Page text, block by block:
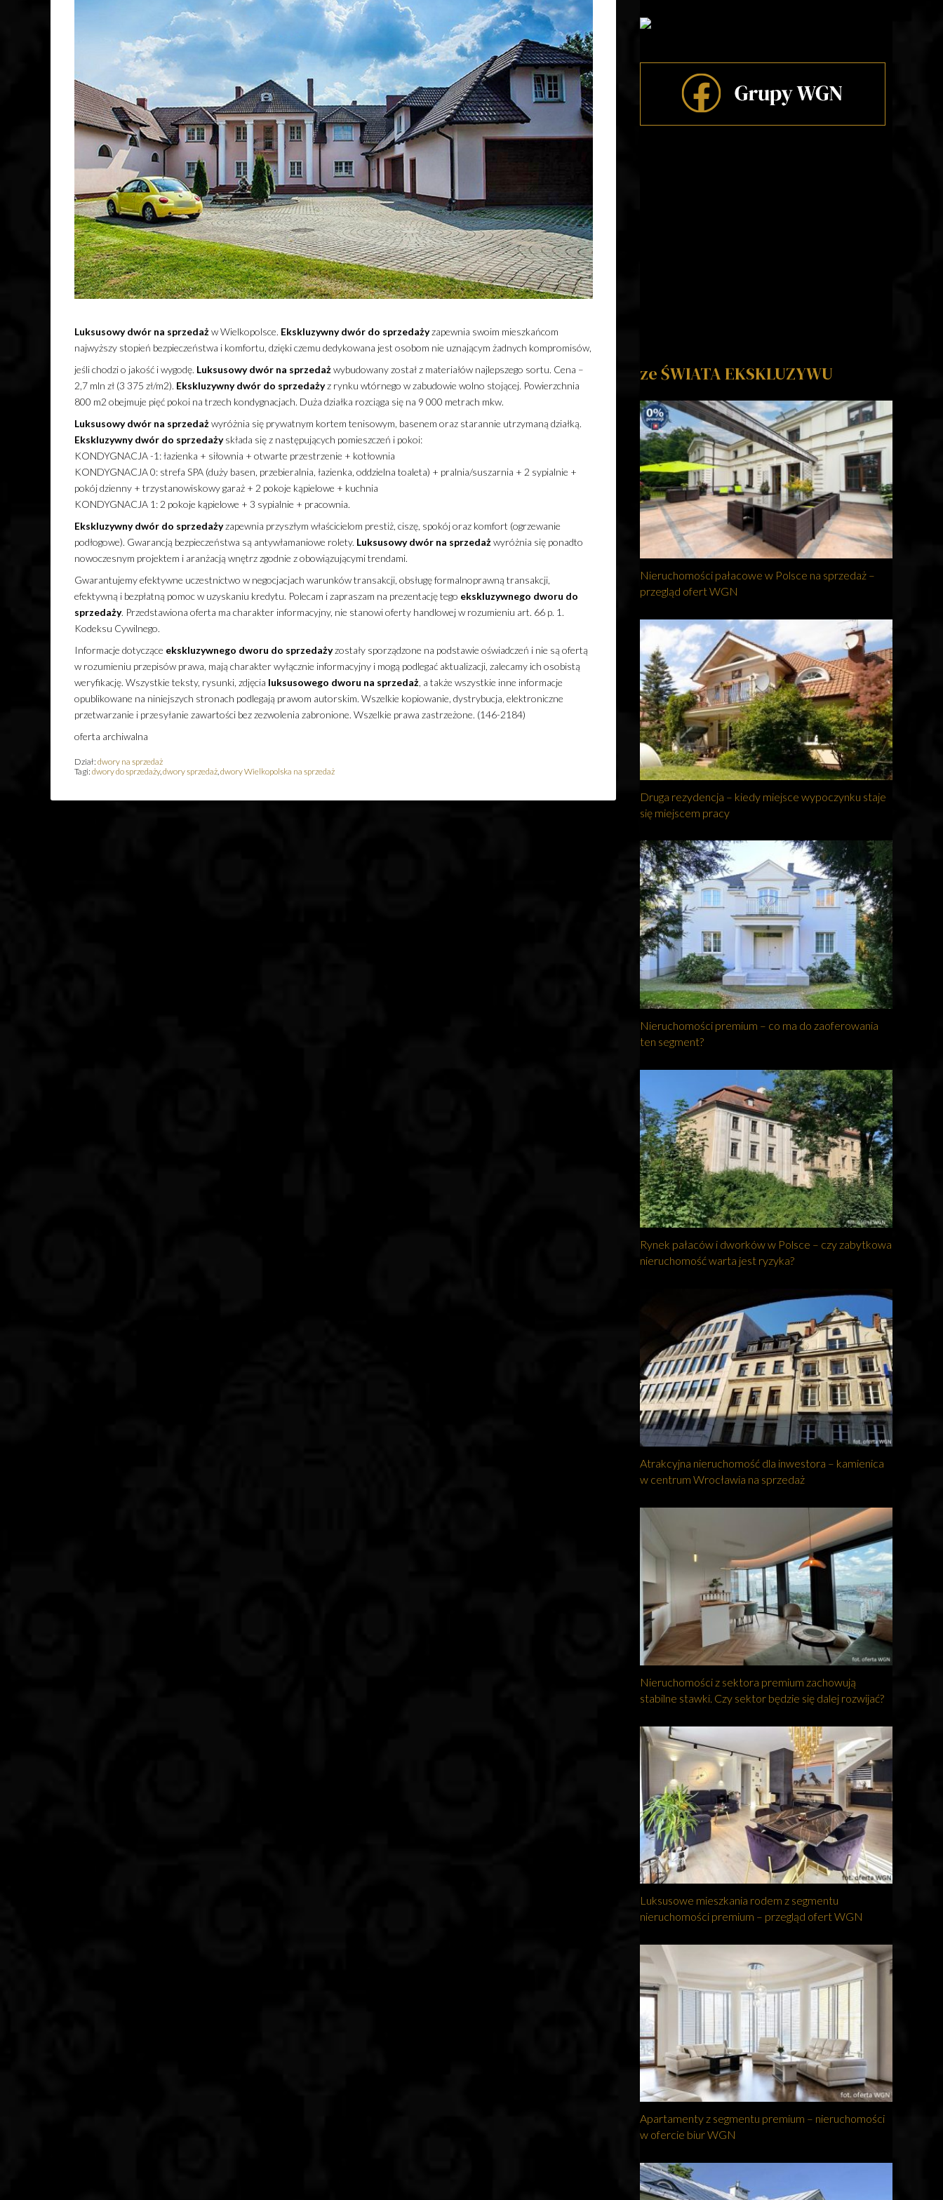
Luksusowy dwór na sprzedażw Wielkopolsce. Ekskluzywny dwór do sprzedażyzapewnia swoim mieszkańcom
najwyższy stopień bezpieczeństwa i komfortu, dzięki czemu dedykowana jest osobom nie uznającym żadnych kompromisów,
jeśli chodzi o jakość i wygodę. Luksusowy dwór na sprzedażwybudowany został z materiałów najlepszego sortu. Cena –
2,7 mln zł (3 375 zł/m2). Ekskluzywny dwór do sprzedażyz rynku wtórnego w zabudowie wolno stojącej. Powierzchnia
800 m2 obejmuje pięć pokoi na trzech kondygnacjach. Duża działka rozciąga się na 9 000 metrach mkw.
Luksusowy dwór na sprzedażwyróżnia się prywatnym kortem tenisowym, basenem oraz starannie utrzymaną działką.
Ekskluzywny dwór do sprzedażyskłada się z następujących pomieszczeń i pokoi:
KONDYGNACJA -1: łazienka + siłownia + otwarte przestrzenie + kotłownia
KONDYGNACJA 0: strefa SPA (duży basen, przebieralnia, łazienka, oddzielna toaleta) + pralnia/suszarnia + 2 sypialnie +
pokój dzienny + trzystanowiskowy garaż + 2 pokoje kąpielowe + kuchnia
KONDYGNACJA 1: 2 pokoje kąpielowe + 3 sypialnie + pracownia.
Ekskluzywny dwór do sprzedażyzapewnia przyszłym właścicielom prestiż, ciszę, spokój oraz komfort (ogrzewanie
podłogowe). Gwarancją bezpieczeństwa są antywłamaniowe rolety. Luksusowy dwór na sprzedażwyróżnia się ponadto
nowoczesnym projektem i aranżacją wnętrz zgodnie z obowiązującymi trendami.
Gwarantujemy efektywne uczestnictwo w negocjacjach warunków transakcji, obsługę formalnoprawną transakcji,
efektywną i bezpłatną pomoc w uzyskaniu kredytu. Polecam i zapraszam na prezentację tego ekskluzywnego dworu do
sprzedaży. Przedstawiona oferta ma charakter informacyjny, nie stanowi oferty handlowej w rozumieniu art. 66 p. 1.
Kodeksu Cywilnego.
Informacje dotyczące ekskluzywnego dworu do sprzedażyzostały sporządzone na podstawie oświadczeń i nie są ofertą
w rozumieniu przepisów prawa, mają charakter wyłącznie informacyjny i mogą podlegać aktualizacji, zalecamy ich osobistą
weryfikację. Wszystkie teksty, rysunki, zdjęcia luksusowego dworu na sprzedaż, a także wszystkie inne informacje
opublikowane na niniejszych stronach podlegają prawom autorskim. Wszelkie kopiowanie, dystrybucja, elektroniczne
przetwarzanie i przesyłanie zawartości bez zezwolenia zabronione. Wszelkie prawa zastrzeżone. (146-2184)
oferta archiwalna
Dział: dwory na sprzedaż
Tagi: dwory do sprzedaży,dwory sprzedaż,dwory Wielkopolska na sprzedaż
ze ŚWIATA EKSKLUZYWU
Nieruchomości pałacowe w Polsce na sprzedaż –
przegląd ofert WGN
Druga rezydencja – kiedy miejsce wypoczynku staje
się miejscem pracy
Nieruchomości premium – co ma do zaoferowania
ten segment?
Rynek pałaców i dworków w Polsce – czy zabytkowa
nieruchomość warta jest ryzyka?
Atrakcyjna nieruchomość dla inwestora – kamienica
w centrum Wrocławia na sprzedaż
Nieruchomości z sektora premium zachowują
stabilne stawki. Czy sektor będzie się dalej rozwijać?
Luksusowe mieszkania rodem z segmentu
nieruchomości premium – przegląd ofert WGN
Apartamenty z segmentu premium – nieruchomości
w ofercie biur WGN